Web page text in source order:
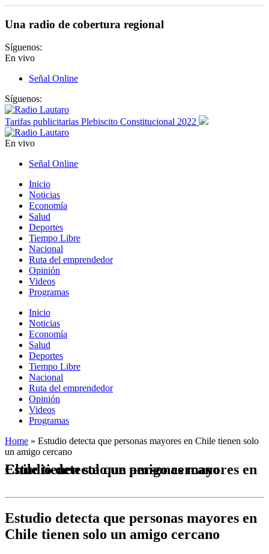
Una radio de cobertura regional
Síguenos:
En vivo
Señal Online
Síguenos:
Tarifas publicitarias Plebiscito Constitucional 2022
En vivo
Señal Online
Inicio
Noticias
Economía
Salud
Deportes
Tiempo Libre
Nacional
Ruta del emprendedor
Opinión
Videos
Programas
Inicio
Noticias
Economía
Salud
Deportes
Tiempo Libre
Nacional
Ruta del emprendedor
Opinión
Videos
Programas
Home » Estudio detecta que personas mayores en Chile tienen solo
un amigo cercano
Estudio detecta que personas mayores en Chile tienen solo un amigo cercano
Estudio detecta que personas mayores en
Chile tienen solo un amigo cercano